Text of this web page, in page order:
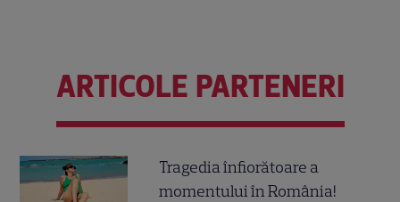
ARTICOLE PARTENERI
Tragedia înfiorătoare a
momentului în România!